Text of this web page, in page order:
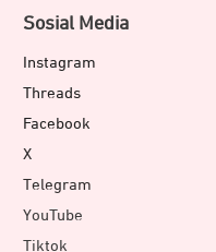
Sosial Media
Instagram
Threads
Facebook
X
Telegram
YouTube
Tiktok